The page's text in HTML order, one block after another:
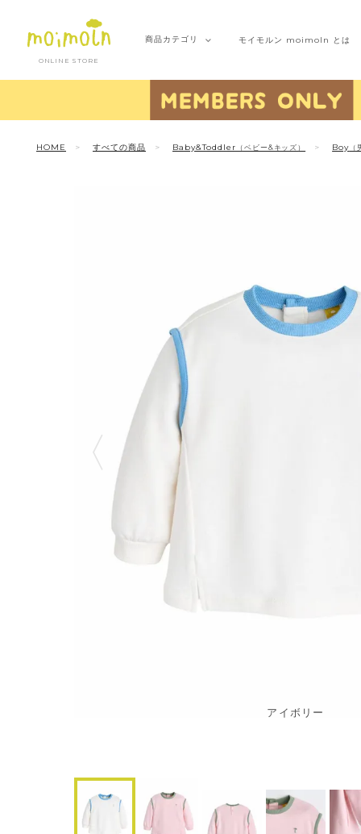
ONLINE STORE
商品カテゴリ モイモルン moimoln とは
HOME すべての商品 Baby&Toddler （ベビー&キッズ） Boy （
アイボリー